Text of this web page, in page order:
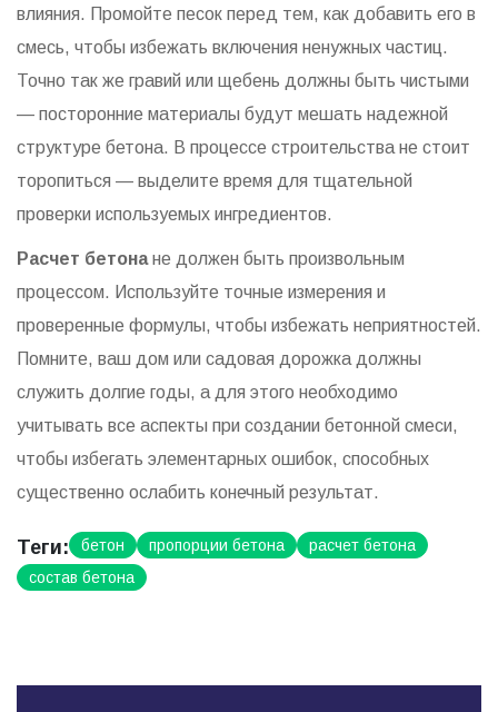
влияния. Промойте песок перед тем, как добавить его в
смесь, чтобы избежать включения ненужных частиц.
Точно так же гравий или щебень должны быть чистыми
— посторонние материалы будут мешать надежной
структуре бетона. В процессе строительства не стоит
торопиться — выделите время для тщательной
проверки используемых ингредиентов.
Расчет бетонане должен быть произвольным
процессом. Используйте точные измерения и
проверенные формулы, чтобы избежать неприятностей.
Помните, ваш дом или садовая дорожка должны
служить долгие годы, а для этого необходимо
учитывать все аспекты при создании бетонной смеси,
чтобы избегать элементарных ошибок, способных
существенно ослабить конечный результат.
Теги: бетон пропорции бетона
расчет бетона
состав бетона